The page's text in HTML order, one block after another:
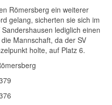
Römersberg ein weiterer
gelang, sicherten sie sich im
lediglich einen
Mannschaft, da der SV
holte, auf Platz 6.